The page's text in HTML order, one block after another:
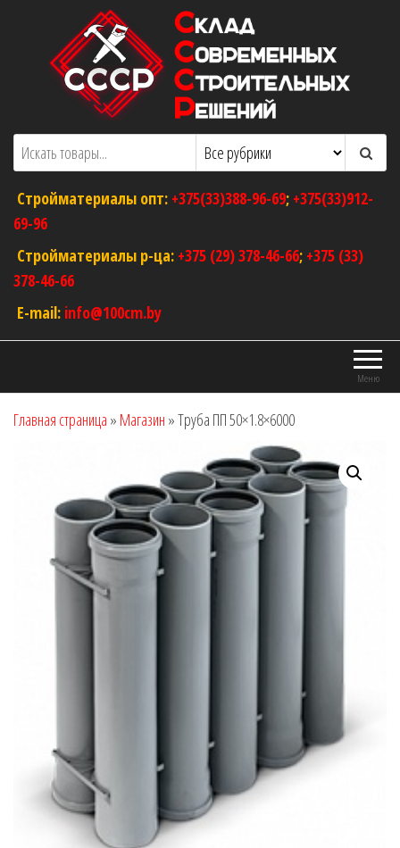
содержимому
ООО "Склад Современных Строительных
Решений"
Оптовый магазин строительных
материалов
Стройматериалы опт: +375(33)388-96-69; +375(33)912-
69-96
Стройматериалы р-ца: +375 (29) 378-46-66; +375 (33)
378-46-66
E-mail: info@100cm.by
Меню
Главная страница » Магазин »Труба ПП 50×1.8×6000